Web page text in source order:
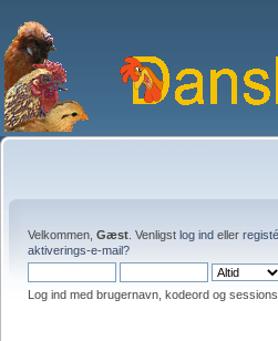
Velkommen, Gæst . Venligst log ind eller
aktiverings-e-mail?
Log ind med brugernavn, kodeord og